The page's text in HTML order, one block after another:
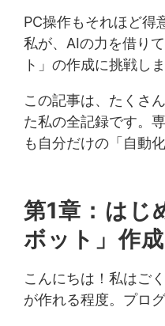
PC操作もそれほど得
私が、AIの力を借り
ト」の作成に挑戦しま
この記事は、たくさ
た私の全記録です。
も自分だけの「自動
第1章：はじ
ボット」作
こんにちは！私はご
が作れる程度。プロ